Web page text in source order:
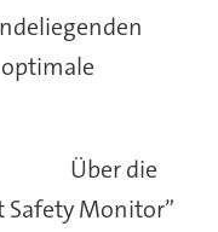
Über die
Safety Monitor”